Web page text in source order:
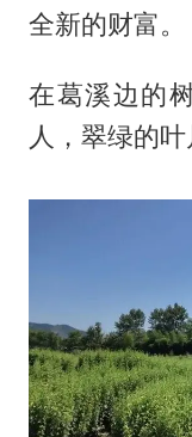
全新的财富。
在葛溪边的
人，翠绿的